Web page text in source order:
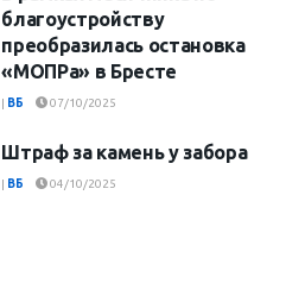
благоустройству
преобразилась остановка
«МОПРа» в Бресте
| ВБ 07/10/2025
Штраф за камень у забора
| ВБ 04/10/2025